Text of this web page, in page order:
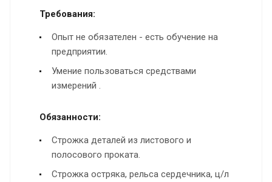
Требования:
Опыт не обязателен - есть обучение на
предприятии.
Умение пользоваться средствами
измерений .
Обязанности:
Строжка деталей из листового и
полосового проката.
Строжка остряка, рельса сердечника, ц/л